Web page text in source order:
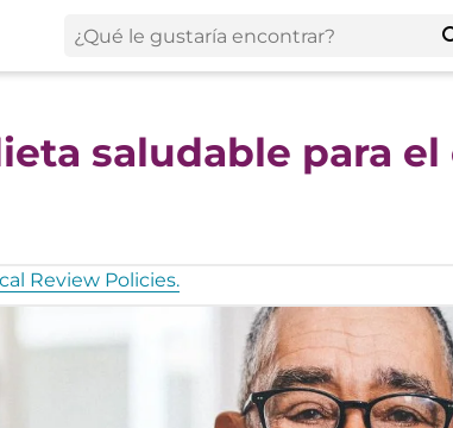
saludable para el
Review Policies.